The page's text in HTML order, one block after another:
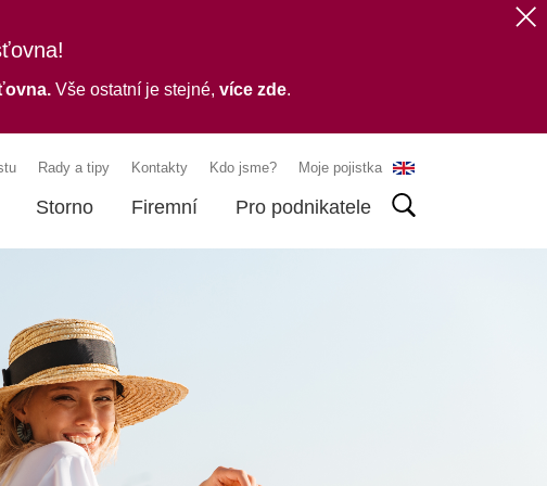
Vše ostatní je stejné, více zde.
Rady a tipy Kontakty Kdo jsme? Moje pojistka
Storno Firemní Pro podnikatele